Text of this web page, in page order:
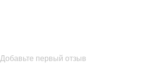
Добавьте первый отзыв